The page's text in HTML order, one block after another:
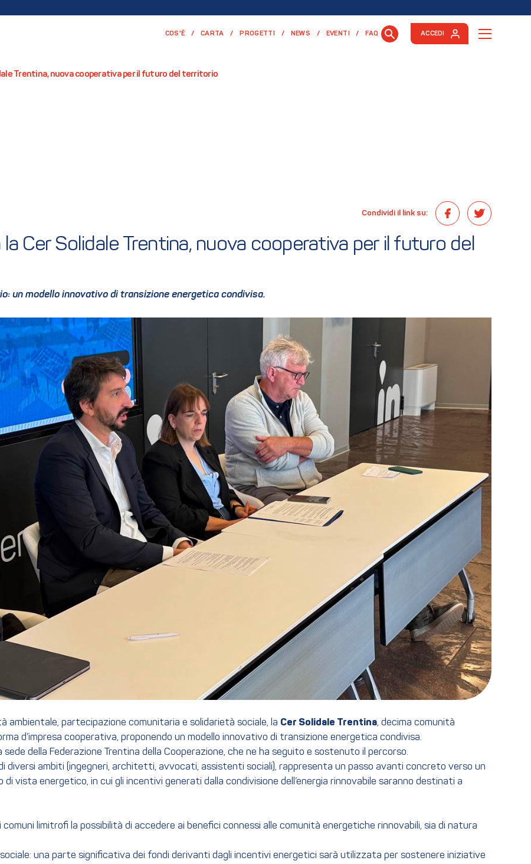
COS'È CARTA PROGETTI NEWS EVENTI FAQ ACCEDI
Trentina, nuova cooperativa per il futuro del territorio
Condividi il link su:
Cer Solidale Trentina, nuova cooperativa per il futuro del
un modello innovativo di transizione energetica condivisa.
ambientale, partecipazione comunitaria e solidarietà sociale, la Cer Solidale Trentina, decima comunità
d’impresa cooperativa, proponendo un modello innovativo di transizione energetica condivisa.
della Federazione Trentina della Cooperazione, che ne ha seguito e sostenuto il percorso.
diversi ambiti (ingegneri, architetti, avvocati, assistenti sociali), rappresenta un passo avanti concreto verso un
vista energetico, in cui gli incentivi generati dalla condivisione dell’energia rinnovabile saranno destinati a
limitrofi la possibilità di accedere ai benefici connessi alle comunità energetiche rinnovabili, sia di natura
una parte significativa dei fondi derivanti dagli incentivi energetici sarà utilizzata per sostenere iniziative